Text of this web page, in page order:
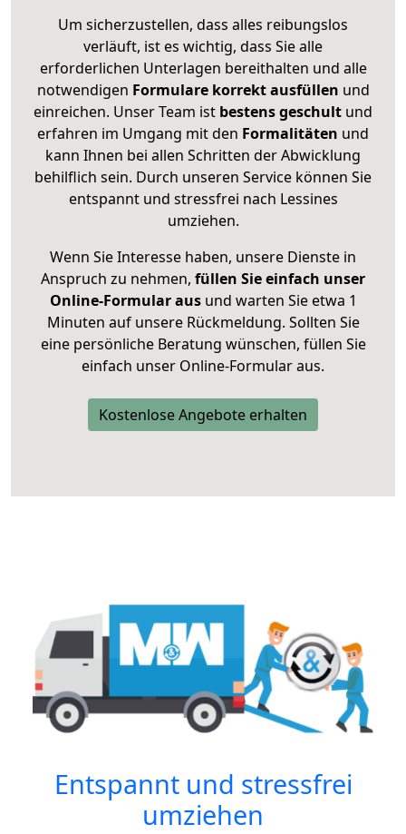
Um sicherzustellen, dass alles reibungslos
verläuft, ist es wichtig, dass Sie alle
erforderlichen Unterlagen bereithalten und alle
notwendigen Formulare korrekt ausfüllen und
einreichen. Unser Team ist bestens geschult und
erfahren im Umgang mit den Formalitäten und
kann Ihnen bei allen Schritten der Abwicklung
behilflich sein. Durch unseren Service können Sie
entspannt und stressfrei nach Lessines
umziehen.
Wenn Sie Interesse haben, unsere Dienste in
Anspruch zu nehmen, füllen Sie einfach unser
Online-Formular ausund warten Sie etwa 1
Minuten auf unsere Rückmeldung. Sollten Sie
eine persönliche Beratung wünschen, füllen Sie
einfach unser Online-Formular aus.
Kostenlose Angebote erhalten
Entspannt und stressfrei
umziehen